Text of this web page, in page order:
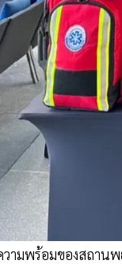
วามพร้อมของสถาน